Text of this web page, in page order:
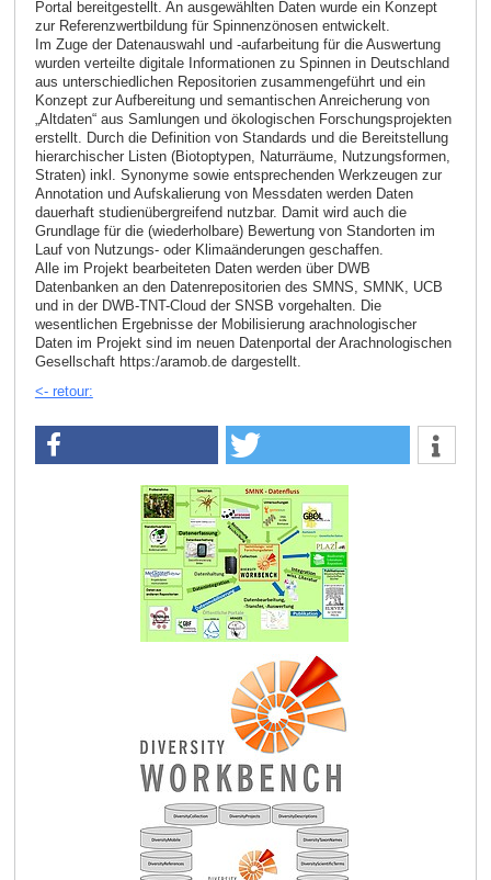
Portal bereitgestellt. An ausgewählten Daten wurde ein Konzept
zur Referenzwertbildung für Spinnenzönosen entwickelt.
Im Zuge der Datenauswahl und -aufarbeitung für die Auswertung
wurden verteilte digitale Informationen zu Spinnen in Deutschland
aus unterschiedlichen Repositorien zusammen­geführt und ein
Konzept zur Aufbereitung und semantischen Anreicherung von
„Altdaten“ aus Sam­lungen und ökologischen Forschungsprojekten
erstellt. Durch die Definition von Standards und die Bereitstellung
hierarchischer Listen (Biotoptypen, Naturräume, Nutzungsformen,
Straten) inkl. Syno­nyme sowie entsprechenden Werkzeugen zur
Annotation und Aufskalierung von Messdaten werden Daten
dauerhaft studienübergreifend nutzbar. Damit wird auch die
Grundlage für die (wieder­holbare) Bewertung von Standorten im
Lauf von Nutzungs- oder Klimaänderungen geschaffen.
Alle im Projekt bearbeiteten Daten werden über DWB
Datenbanken an den Datenrepositorien des SMNS, SMNK, UCB
und in der DWB-TNT-Cloud der SNSB vorgehalten. Die
wesentlichen Ergebnisse der Mobilisierung arachnologischer
Daten im Projekt sind im neuen Datenportal der Arachnolo­gischen
Gesellschaft https:/aramob.de dargestellt.
<- retour: